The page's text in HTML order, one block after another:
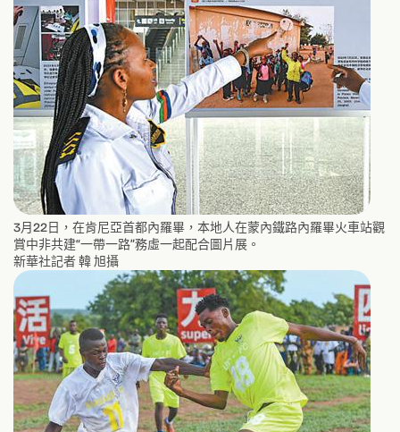
3月22日，在肯尼亞首都內羅畢，本地人在蒙內鐵路內羅畢火車站觀
賞中非共建“一帶一路”務虛一起配合圖片展。
新華社記者 韓 旭攝